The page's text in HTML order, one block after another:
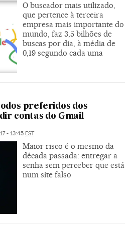
O buscador mais utilizado,
que pertence à terceira
empresa mais importante do
mundo, faz 3,5 bilhões de
buscas por dia, à média de
0,19 segundo cada uma
preferidos dos
contas do Gmail
- 13:45 EST
Maior risco é o mesmo da
década passada: entregar a
senha sem perceber que está
num site falso